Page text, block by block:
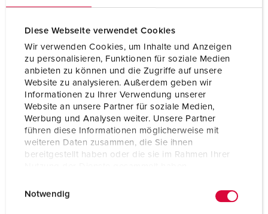
Diese Webseite verwendet Cookies
Wir verwenden Cookies, um Inhalte und Anzeigen
zu personalisieren, Funktionen für soziale Medien
anbieten zu können und die Zugriffe auf unsere
Website zu analysieren. Außerdem geben wir
Informationen zu Ihrer Verwendung unserer
Website an unsere Partner für soziale Medien,
Werbung und Analysen weiter. Unsere Partner
führen diese Informationen möglicherweise mit
weiteren Daten zusammen, die Sie ihnen
bereitgestellt haben oder die sie im Rahmen Ihrer
Notwendig